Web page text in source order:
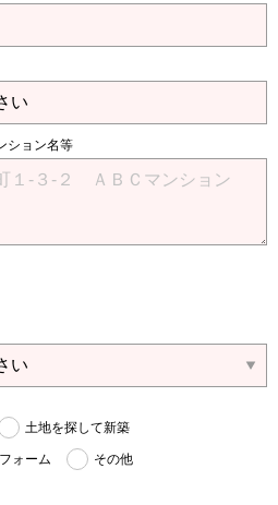
ョン名等
土地を探して新築
ォーム その他